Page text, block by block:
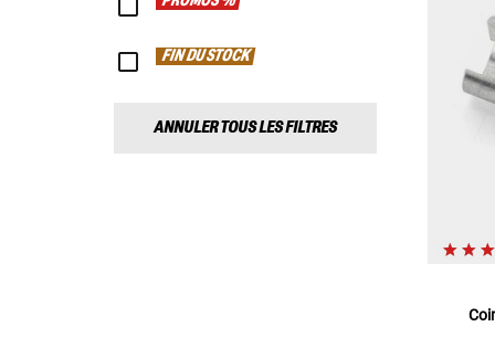
FIN DU STOCK
ANNULER TOUS LES FILTRES